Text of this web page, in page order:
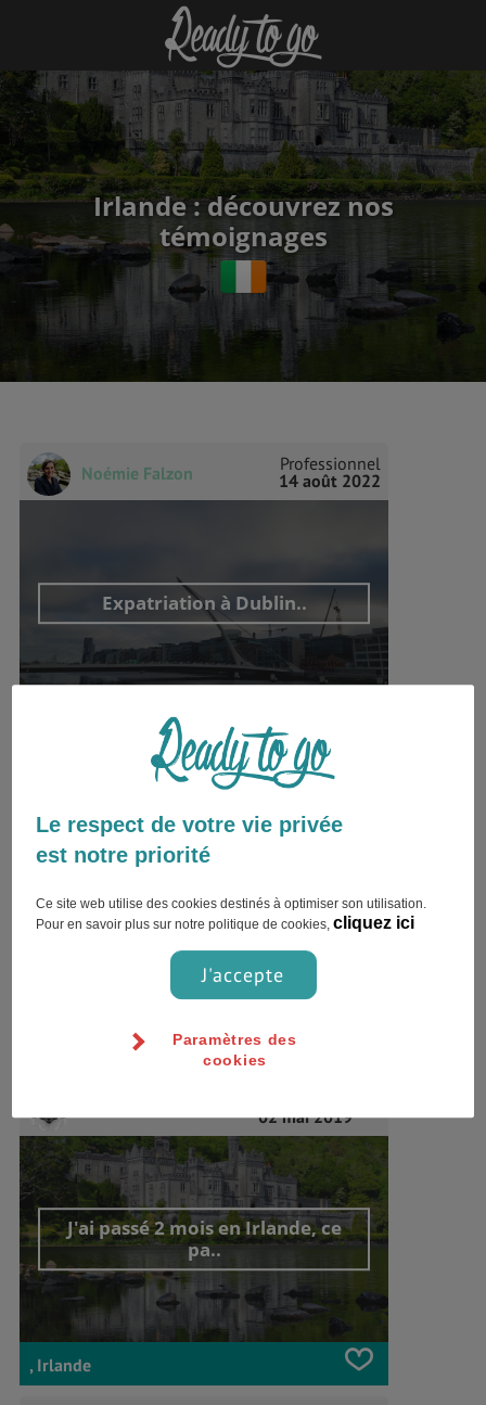
Irlande : découvrez nos
témoignages
Noémie Falzon
Professionnel
14 août 2022
Expatriation à Dublin..
Ysabelle de Ready to Go
Études
Erasmus à Tralee..
Tralee , Irlande
02 mai 2019
J'ai passé 2 mois en Irlande, ce
pa..
, Irlande
Le respect de votre vie privée
est notre priorité
Ce site web utilise des cookies destinés à optimiser son utilisation.
Pour en savoir plus sur notre politique de cookies,cliquez ici
J'accepte
Paramètres des
cookies